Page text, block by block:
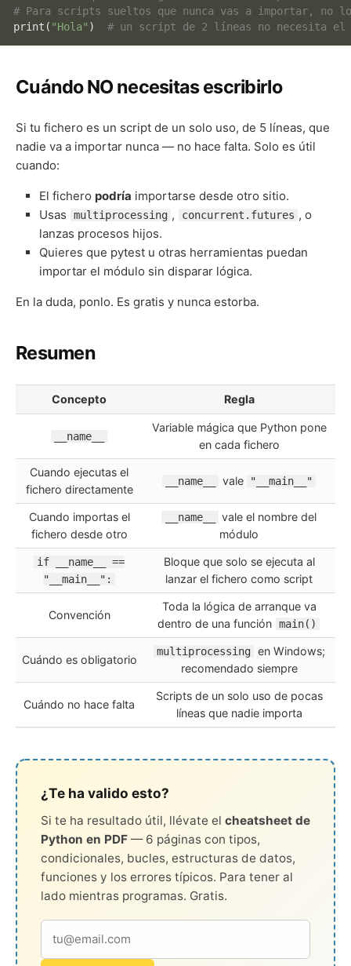
# Para scripts sueltos que nunca vas a importar, no
print ( "Hola" ) # un script de 2 líneas no necesita el
Cuándo NO necesitas escribirlo
Si tu fichero es un script de un solo uso, de 5 líneas, que
nadie va a importar nunca — no hace falta. Solo es útil
cuando:
El fichero podría importarse desde otro sitio.
Usas
multiprocessing , concurrent.futures , o
lanzas procesos hijos.
Quieres que pytest u otras herramientas puedan
importar el módulo sin disparar lógica.
En la duda, ponlo. Es gratis y nunca estorba.
Resumen
Concepto Regla
__name__
Variable mágica que Python pone
en cada fichero
Cuando ejecutas el
fichero directamente
__name__ vale "__main__"
Cuando importas el
fichero desde otro
__name__
vale el nombre del
módulo
if __name__ ==
"__main__":
Bloque que solo se ejecuta al
lanzar el fichero como script
Convención
Toda la lógica de arranque va
dentro de una función main()
Cuándo es obligatorio
multiprocessing en Windows;
recomendado siempre
Cuándo no hace falta
Scripts de un solo uso de pocas
líneas que nadie importa
¿Te ha valido esto?
Si te ha resultado útil, llévate el cheatsheet de
Python en PDF — 6 páginas con tipos,
condicionales, bucles, estructuras de datos,
funciones y los errores típicos. Para tener al
lado mientras programas. Gratis.